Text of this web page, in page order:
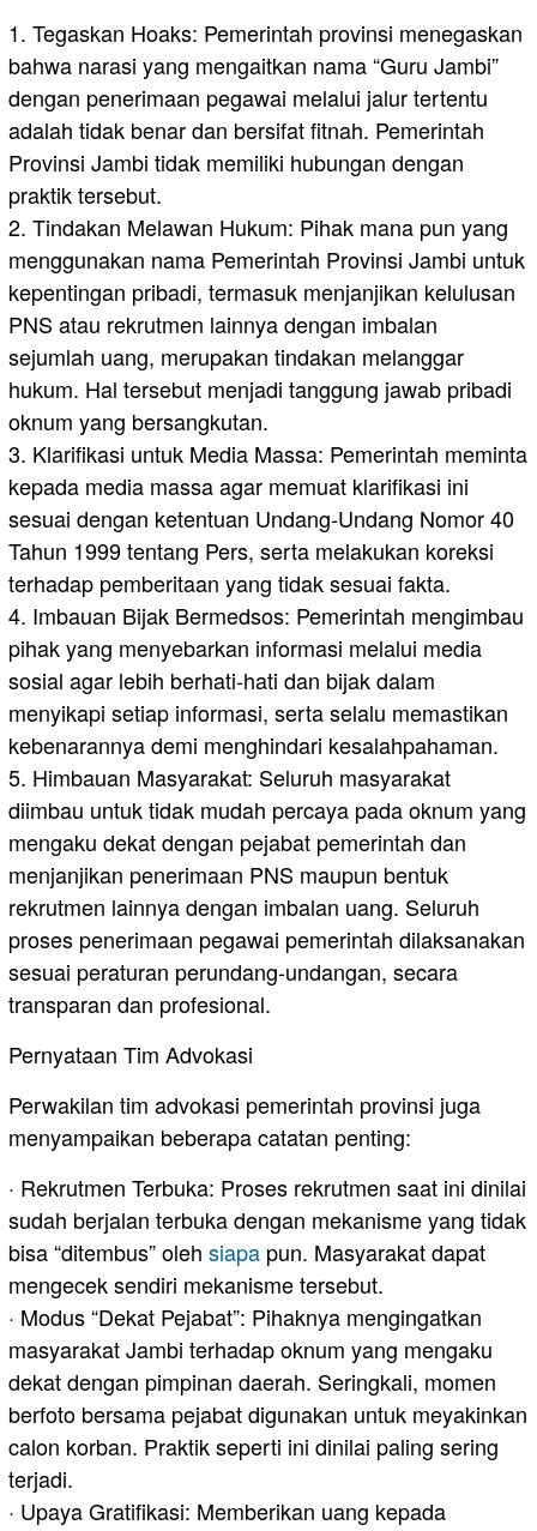
1. Tegaskan Hoaks: Pemerintah provinsi menegaskan
bahwa narasi yang mengaitkan nama “Guru Jambi”
dengan penerimaan pegawai melalui jalur tertentu
adalah tidak benar dan bersifat fitnah. Pemerintah
Provinsi Jambi tidak memiliki hubungan dengan
praktik tersebut.
2. Tindakan Melawan Hukum: Pihak mana pun yang
menggunakan nama Pemerintah Provinsi Jambi untuk
kepentingan pribadi, termasuk menjanjikan kelulusan
PNS atau rekrutmen lainnya dengan imbalan
sejumlah uang, merupakan tindakan melanggar
hukum. Hal tersebut menjadi tanggung jawab pribadi
oknum yang bersangkutan.
3. Klarifikasi untuk Media Massa: Pemerintah meminta
kepada media massa agar memuat klarifikasi ini
sesuai dengan ketentuan Undang-Undang Nomor 40
Tahun 1999 tentang Pers, serta melakukan koreksi
terhadap pemberitaan yang tidak sesuai fakta.
4. Imbauan Bijak Bermedsos: Pemerintah mengimbau
pihak yang menyebarkan informasi melalui media
sosial agar lebih berhati-hati dan bijak dalam
menyikapi setiap informasi, serta selalu memastikan
kebenarannya demi menghindari kesalahpahaman.
5. Himbauan Masyarakat: Seluruh masyarakat
diimbau untuk tidak mudah percaya pada oknum yang
mengaku dekat dengan pejabat pemerintah dan
menjanjikan penerimaan PNS maupun bentuk
rekrutmen lainnya dengan imbalan uang. Seluruh
proses penerimaan pegawai pemerintah dilaksanakan
sesuai peraturan perundang-undangan, secara
transparan dan profesional.
Pernyataan Tim Advokasi
Perwakilan tim advokasi pemerintah provinsi juga
menyampaikan beberapa catatan penting:
· Rekrutmen Terbuka: Proses rekrutmen saat ini dinilai
sudah berjalan terbuka dengan mekanisme yang tidak
bisa “ditembus” oleh siapa pun. Masyarakat dapat
mengecek sendiri mekanisme tersebut.
· Modus “Dekat Pejabat”: Pihaknya mengingatkan
masyarakat Jambi terhadap oknum yang mengaku
dekat dengan pimpinan daerah. Seringkali, momen
berfoto bersama pejabat digunakan untuk meyakinkan
calon korban. Praktik seperti ini dinilai paling sering
terjadi.
· Upaya Gratifikasi: Memberikan uang kepada